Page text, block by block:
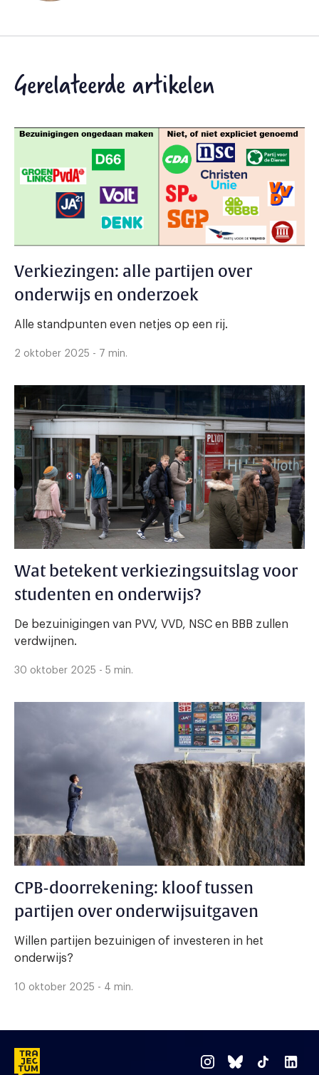
Gerelateerde artikelen
Verkiezingen: alle partijen over
onderwijs en onderzoek
Alle standpunten even netjes op een rij.
2 oktober 2025 - 7 min.
Wat betekent verkiezingsuitslag voor
studenten en onderwijs?
De bezuinigingen van PVV, VVD, NSC en BBB zullen
verdwijnen.
30 oktober 2025 - 5 min.
CPB-doorrekening: kloof tussen
partijen over onderwijsuitgaven
Willen partijen bezuinigen of investeren in het
onderwijs?
10 oktober 2025 - 4 min.